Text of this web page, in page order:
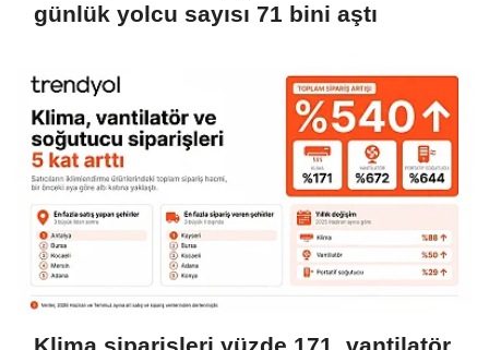
günlük yolcu sayısı 71 bini aştı